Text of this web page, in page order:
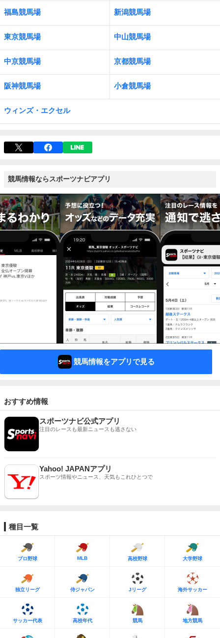
福島競馬場 新潟競馬場
東京競馬場 中山競馬場
中京競馬場 京都競馬場
阪神競馬場 小倉競馬場
ウィンズ・エクセル
競馬情報ならスポーツナビアプリ
競馬情報をアプリで見る
おすすめ情報
スポーツナビ公式アプリ
注目のレースも最新ニュースも逃さない
Yahoo! JAPANアプリ
スポーツ情報やニュース、天気もこれひとつで
種目一覧
プロ野球 MLB 高校野球 大学野球
独立リーグ 侍ジャパン Jリーグ 海外サッカー
サッカー代表 高校年代 競馬 地方競馬